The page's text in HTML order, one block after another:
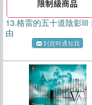
13.格雷的五十道陰影III
由
到貨時通知我